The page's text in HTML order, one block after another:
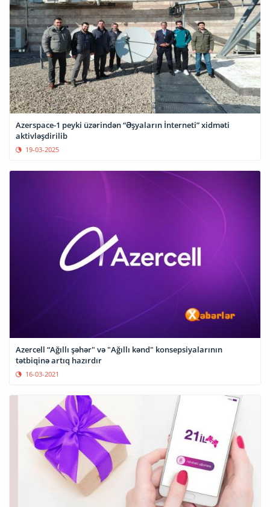
Azerspace-1 peyki üzərindən “Əşyaların İnterneti” xidməti
aktivləşdirilib
19-03-2025
Azercell “Ağıllı şəhər" və "Ağıllı kənd" konsepsiyalarının
tətbiqinə artıq hazırdır
16-03-2021